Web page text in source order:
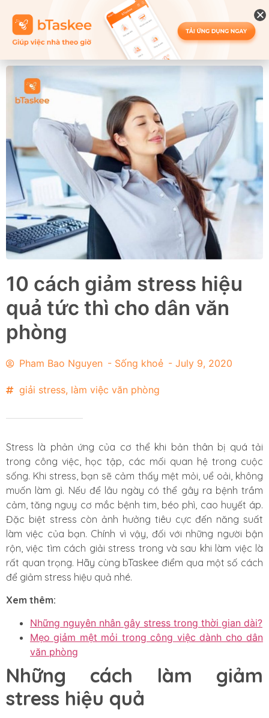
10 cách giảm stress hiệu
quả tức thì cho dân văn
phòng
Pham Bao Nguyen - Sống khoẻ - July 9, 2020
giải stress, làm việc văn phòng
Stress là phản ứng của cơ thể khi bản thân bị quá tải
trong công việc, học tập, các mối quan hệ trong cuộc
sống. Khi stress, bạn sẽ cảm thấy mệt mỏi, uể oải, không
muốn làm gì. Nếu để lâu ngày có thể gây ra bệnh trầm
cảm, tăng nguy cơ mắc bệnh tim, béo phì, cao huyết áp.
Đặc biệt stress còn ảnh hưởng tiêu cực đến năng suất
làm việc của bạn. Chính vì vậy, đối với những người bận
rộn, việc tìm cách giải stress trong và sau khi làm việc là
rất quan trọng. Hãy cùng bTaskee điểm qua một số cách
để giảm stress hiệu quả nhé.
Xem thêm:
Những nguyên nhân gây stress trong thời gian dài?
Mẹo giảm mệt mỏi trong công việc dành cho dân
văn phòng
Những cách làm giảm
stress hiệu quả